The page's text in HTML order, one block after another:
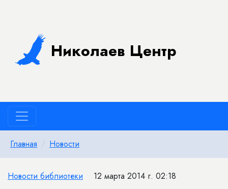
Николаев Центр
Главная Новости
Новости библиотеки 12 марта 2014 г. 02:18